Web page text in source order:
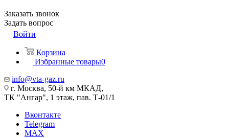
Заказать звонок
Задать вопрос
Войти
Корзина
Избранные товары0
info@vta-gaz.ru
г. Москва, 50-й км МКАД,
ТК "Ангар", 1 этаж, пав. Т-01/1
Вконтакте
Telegram
MAX